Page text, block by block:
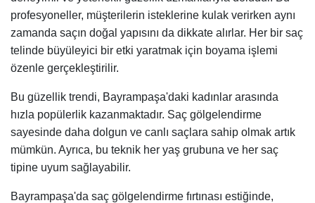
profesyoneller, müşterilerin isteklerine kulak verirken aynı
zamanda saçın doğal yapısını da dikkate alırlar. Her bir saç
telinde büyüleyici bir etki yaratmak için boyama işlemi
özenle gerçekleştirilir.
Bu güzellik trendi, Bayrampaşa'daki kadınlar arasında
hızla popülerlik kazanmaktadır. Saç gölgelendirme
sayesinde daha dolgun ve canlı saçlara sahip olmak artık
mümkün. Ayrıca, bu teknik her yaş grubuna ve her saç
tipine uyum sağlayabilir.
Bayrampaşa'da saç gölgelendirme fırtınası estiğinde,